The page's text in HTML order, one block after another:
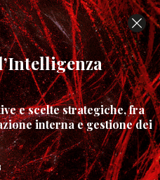
e scelte strategiche, fra
interna e gestione dei